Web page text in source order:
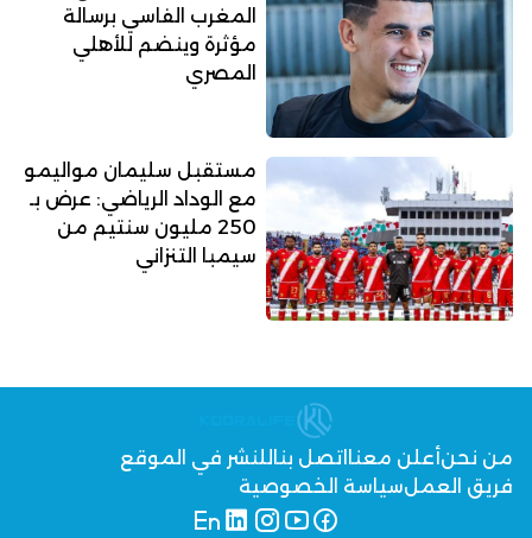
المغرب الفاسي برسالة
مؤثرة وينضم للأهلي
المصري
مستقبل سليمان مواليمو
مع الوداد الرياضي: عرض بـ
250 مليون سنتيم من
سيمبا التنزاني
من نحنأعلن معنا اتصل بنا للنشر في الموقع
فريق العملسياسة الخصوصية